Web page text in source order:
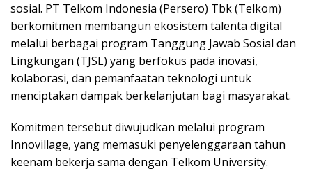
sosial. PT Telkom Indonesia (Persero) Tbk (Telkom)
berkomitmen membangun ekosistem talenta digital
melalui berbagai program Tanggung Jawab Sosial dan
Lingkungan (TJSL) yang berfokus pada inovasi,
kolaborasi, dan pemanfaatan teknologi untuk
menciptakan dampak berkelanjutan bagi masyarakat.
Komitmen tersebut diwujudkan melalui program
Innovillage, yang memasuki penyelenggaraan tahun
keenam bekerja sama dengan Telkom University.